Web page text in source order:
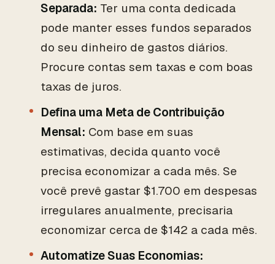
Separada: Ter uma conta dedicada
pode manter esses fundos separados
do seu dinheiro de gastos diários.
Procure contas sem taxas e com boas
taxas de juros.
Defina uma Meta de Contribuição
Mensal: Com base em suas
estimativas, decida quanto você
precisa economizar a cada mês. Se
você prevê gastar $1.700 em despesas
irregulares anualmente, precisaria
economizar cerca de $142 a cada mês.
Automatize Suas Economias: